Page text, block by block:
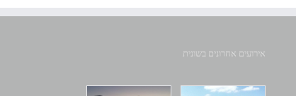
אירועים אחרונים בשונית